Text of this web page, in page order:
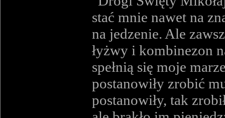
stać mnie nawet na
na jedzenie. Ale
łyżwy i kombinezon
spełnią się moje
postanowiły zrobić
postanowiły, tak